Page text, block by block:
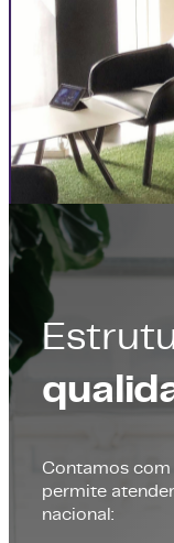
Contamos
permite
nacional: